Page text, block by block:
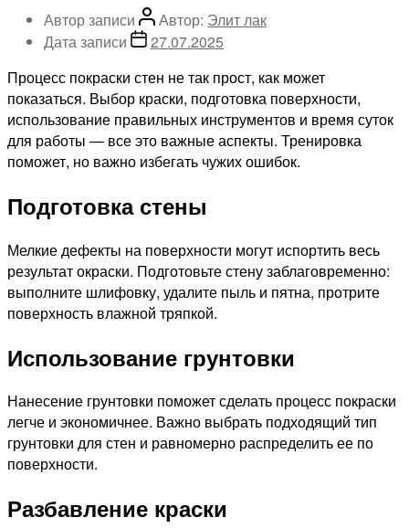
Автор записи Автор: Элит лак
Дата записи
27.07.2025
Процесс покраски стен не так прост, как может
показаться. Выбор краски, подготовка поверхности,
использование правильных инструментов и время суток
для работы — все это важные аспекты. Тренировка
поможет, но важно избегать чужих ошибок.
Подготовка стены
Мелкие дефекты на поверхности могут испортить весь
результат окраски. Подготовьте стену заблаговременно:
выполните шлифовку, удалите пыль и пятна, протрите
поверхность влажной тряпкой.
Использование грунтовки
Нанесение грунтовки поможет сделать процесс покраски
легче и экономичнее. Важно выбрать подходящий тип
грунтовки для стен и равномерно распределить ее по
поверхности.
Разбавление краски